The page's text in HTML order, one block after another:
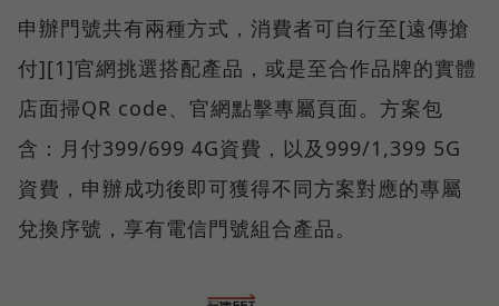
申辦門號共有兩種方式，消費者可自行至[遠傳搶
付][1]官網挑選搭配產品，或是至合作品牌的實體
店面掃QR code、官網點擊專屬頁面。方案包
含：月付399/699 4G資費，以及999/1,399 5G
資費，申辦成功後即可獲得不同方案對應的專屬
兌換序號，享有電信門號組合產品。